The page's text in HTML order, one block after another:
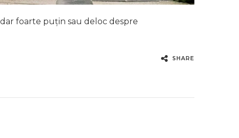
foarte puțin sau deloc despre
SHARE